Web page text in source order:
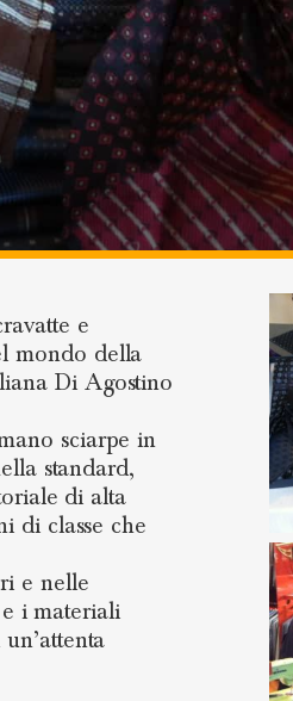
e
mondo della
Di Agostino
sciarpe in
standard,
di alta
di classe che
e nelle
i materiali